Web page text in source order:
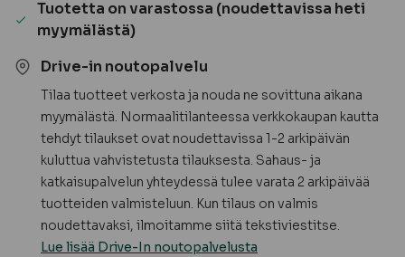
Tuotetta on varastossa (noudettavissa heti
myymälästä)
Drive-in noutopalvelu
Tilaa tuotteet verkosta ja nouda ne sovittuna aikana
myymälästä. Normaalitilanteessa verkkokaupan kautta
tehdyt tilaukset ovat noudettavissa 1-2 arkipäivän
kuluttua vahvistetusta tilauksesta. Sahaus- ja
katkaisupalvelun yhteydessä tulee varata 2 arkipäivää
tuotteiden valmisteluun. Kun tilaus on valmis
noudettavaksi, ilmoitamme siitä tekstiviestitse.
Lue lisää Drive-In noutopalvelusta